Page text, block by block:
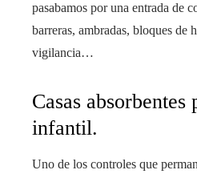
pasabamos por una entrada de
barreras, ambradas, bloques de
vigilancia…
Casas
infantil.
Uno de los controles que